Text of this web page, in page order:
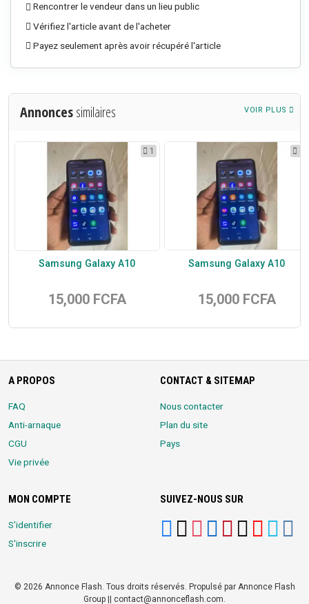
Rencontrer le vendeur dans un lieu public
Vérifiez l'article avant de l'acheter
Payez seulement après avoir récupéré l'article
Annoncessimilaires VOIR PLUS
1
Samsung Galaxy A10
15,000 FCFA
Samsung Galaxy A10
15,000 FCFA
A PROPOS
FAQ
Anti-arnaque
CGU
Vie privée
CONTACT & SITEMAP
Nous contacter
Plan du site
Pays
MON COMPTE
S'identifier
S'inscrire
SUIVEZ-NOUS SUR
© 2026 Annonce Flash. Tous droits réservés. Propulsé par Annonce Flash
Group || contact@annonceflash.com.